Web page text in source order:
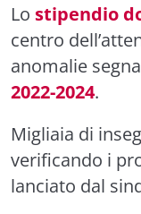
Lo stipendio
centro
anomalie
2022-2024.
Migliaia di
verificando i
lanciato dal